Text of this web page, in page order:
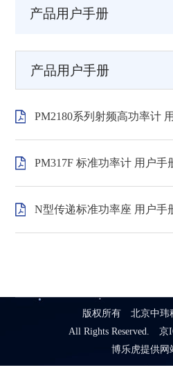
产品用户手册
产品用户手册
PM2180系列射频高功率计
PM317F 标准功率计 用户手
N型传递标准功率座 用户手
版权所有 北京中玮
All Rights Reserved. 京
博乐虎提供网